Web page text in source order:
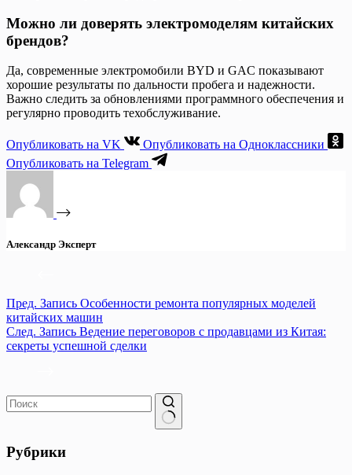
Можно ли доверять электромоделям китайских
брендов?
Да, современные электромобили BYD и GAC показывают
хорошие результаты по дальности пробега и надежности.
Важно следить за обновлениями программного обеспечения и
регулярно проводить техобслуживание.
Опубликовать на VK
Опубликовать на Одноклассники
Опубликовать на Telegram
Александр Эксперт
Пред. Запись Особенности ремонта популярных моделей
китайских машин
След. Запись Ведение переговоров с продавцами из Китая:
секреты успешной сделки
не
найдено
Рубрики